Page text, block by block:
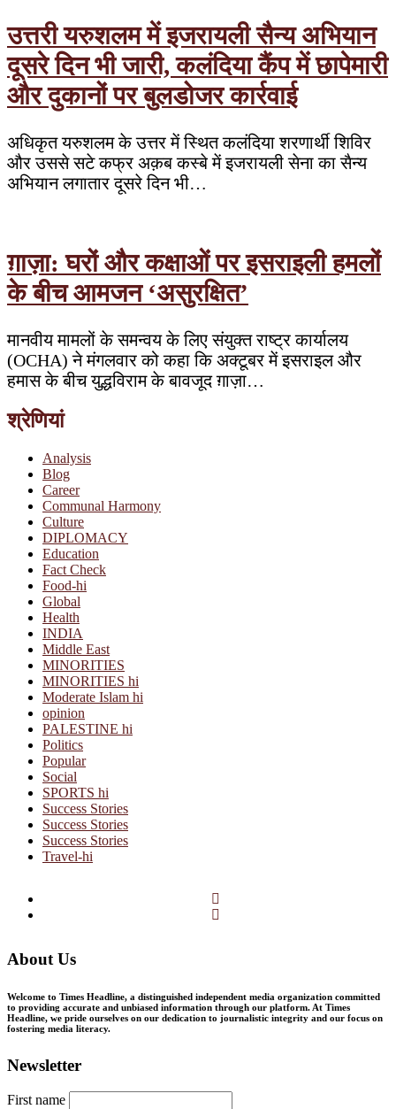
उत्तरी यरुशलम में इजरायली सैन्य अभियान
दूसरे दिन भी जारी, कलंदिया कैंप में छापेमारी
और दुकानों पर बुलडोजर कार्रवाई
अधिकृत यरुशलम के उत्तर में स्थित कलंदिया शरणार्थी शिविर
और उससे सटे कफ्र अक़ब कस्बे में इजरायली सेना का सैन्य
अभियान लगातार दूसरे दिन भी…
ग़ाज़ा: घरों और कक्षाओं पर इसराइली हमलों
के बीच आमजन ‘असुरक्षित’
मानवीय मामलों के समन्वय के लिए संयुक्त राष्ट्र कार्यालय
(OCHA) ने मंगलवार को कहा कि अक्टूबर में इसराइल और
हमास के बीच युद्धविराम के बावजूद ग़ाज़ा…
श्रेणियां
Analysis
Blog
Career
Communal Harmony
Culture
DIPLOMACY
Education
Fact Check
Food-hi
Global
Health
INDIA
Middle East
MINORITIES
MINORITIES hi
Moderate Islam hi
opinion
PALESTINE hi
Politics
Popular
Social
SPORTS hi
Success Stories
Success Stories
Success Stories
Travel-hi
About Us
Welcome to Times Headline, a distinguished independent media organization committed
to providing accurate and unbiased information through our platform. At Times
Headline, we pride ourselves on our dedication to journalistic integrity and our focus on
fostering media literacy.
Newsletter
First name